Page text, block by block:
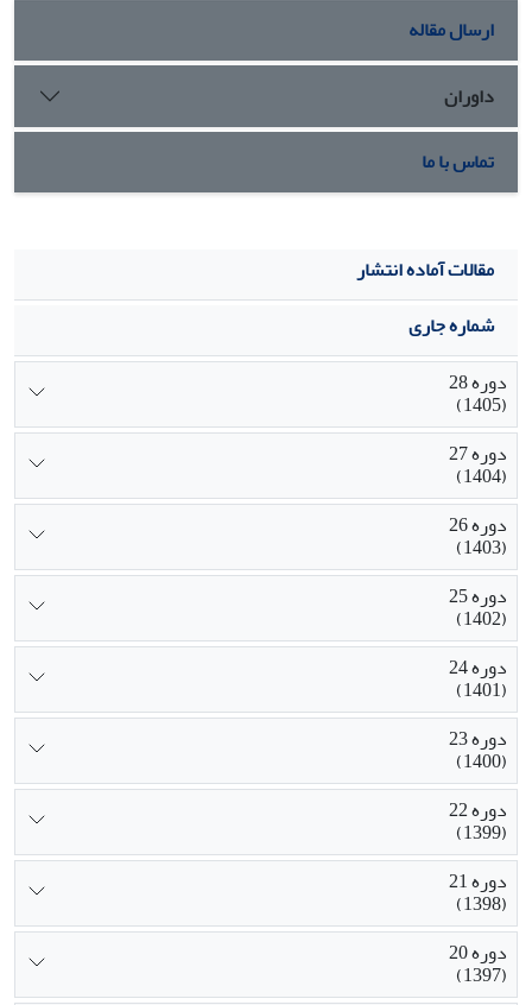
ارسال مقاله
داوران
تماس با ما
مقالات آماده انتشار
شماره جاری
دوره 28
(1405)
دوره 27
(1404)
دوره 26
(1403)
دوره 25
(1402)
دوره 24
(1401)
دوره 23
(1400)
دوره 22
(1399)
دوره 21
(1398)
دوره 20
(1397)